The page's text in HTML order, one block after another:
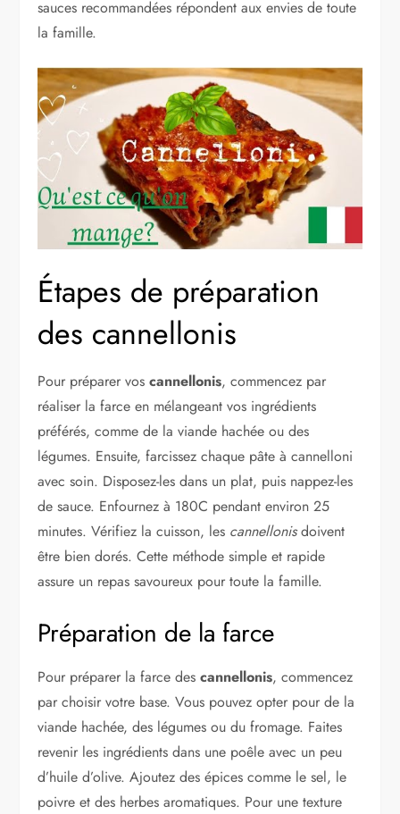
sauces recommandées répondent aux envies de toute
la famille.
Étapes de préparation
des cannellonis
Pour préparer voscannellonis, commencez par
réaliser la farce en mélangeant vos ingrédients
préférés, comme de la viande hachée ou des
légumes. Ensuite, farcissez chaque pâte à cannelloni
avec soin. Disposez-les dans un plat, puis nappez-les
de sauce. Enfournez à 180C pendant environ 25
minutes. Vérifiez la cuisson, les cannellonisdoivent
être bien dorés. Cette méthode simple et rapide
assure un repas savoureux pour toute la famille.
Préparation de la farce
Pour préparer la farce descannellonis, commencez
par choisir votre base. Vous pouvez opter pour de la
viande hachée, des légumes ou du fromage. Faites
revenir les ingrédients dans une poêle avec un peu
d’huile d’olive. Ajoutez des épices comme le sel, le
poivre et des herbes aromatiques. Pour une texture